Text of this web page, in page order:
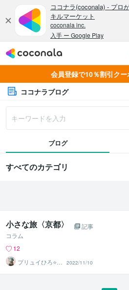
会員登録で10％割引クー
ココナラブログ
ブログ
すべてのカテゴリ
小さな旅〈京都〉
記事
コラム
12
プリュイひろ⭐️占
い鑑定士
2022/11/10